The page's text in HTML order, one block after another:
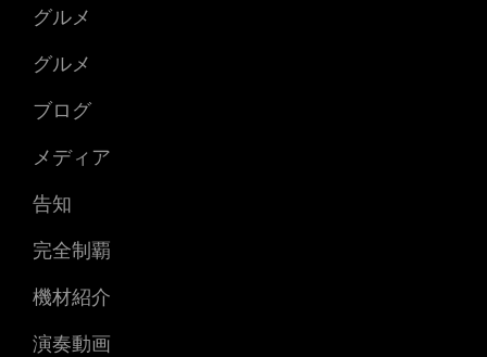
グルメ
グルメ
ブログ
メディア
告知
完全制覇
機材紹介
演奏動画